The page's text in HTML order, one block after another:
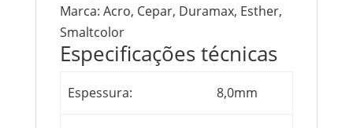
Marca: Acro, Cepar, Duramax, Esther,
Smaltcolor
Especificações técnicas
Espessura: 8,0mm